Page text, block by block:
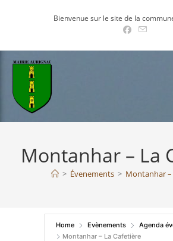
Bienvenue sur le site de la
Montanhar – La
> Évenements > Montanhar –
Home Evènements
Agenda
Montanhar – La Cafetière